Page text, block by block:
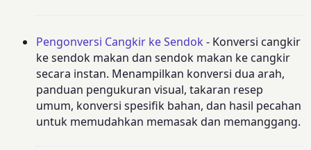
Pengonversi Cangkir ke Sendok - Konversi cangkir
ke sendok makan dan sendok makan ke cangkir
secara instan. Menampilkan konversi dua arah,
panduan pengukuran visual, takaran resep
umum, konversi spesifik bahan, dan hasil pecahan
untuk memudahkan memasak dan memanggang.